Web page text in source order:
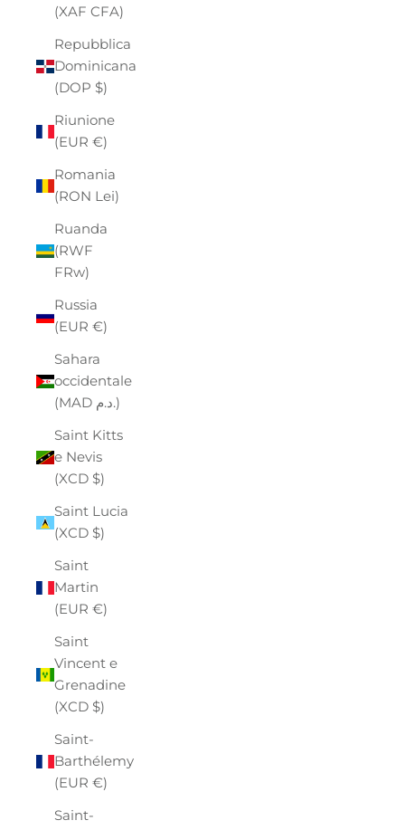
(XAF CFA)
Repubblica
Dominicana
(DOP $)
Riunione
(EUR €)
Romania
(RON Lei)
Ruanda
(RWF
FRw)
Russia
(EUR €)
Sahara
occidentale
(MAD د.م.)
Saint Kitts
e Nevis
(XCD $)
Saint Lucia
(XCD $)
Saint
Martin
(EUR €)
Saint
Vincent e
Grenadine
(XCD $)
Saint-
Barthélemy
(EUR €)
Saint-